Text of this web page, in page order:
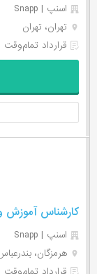
اسنپ | Snapp
تهران، تهران
قرارداد تمام‌وقت
کارشناس آموزش
اسنپ | Snapp
هرمزگان،